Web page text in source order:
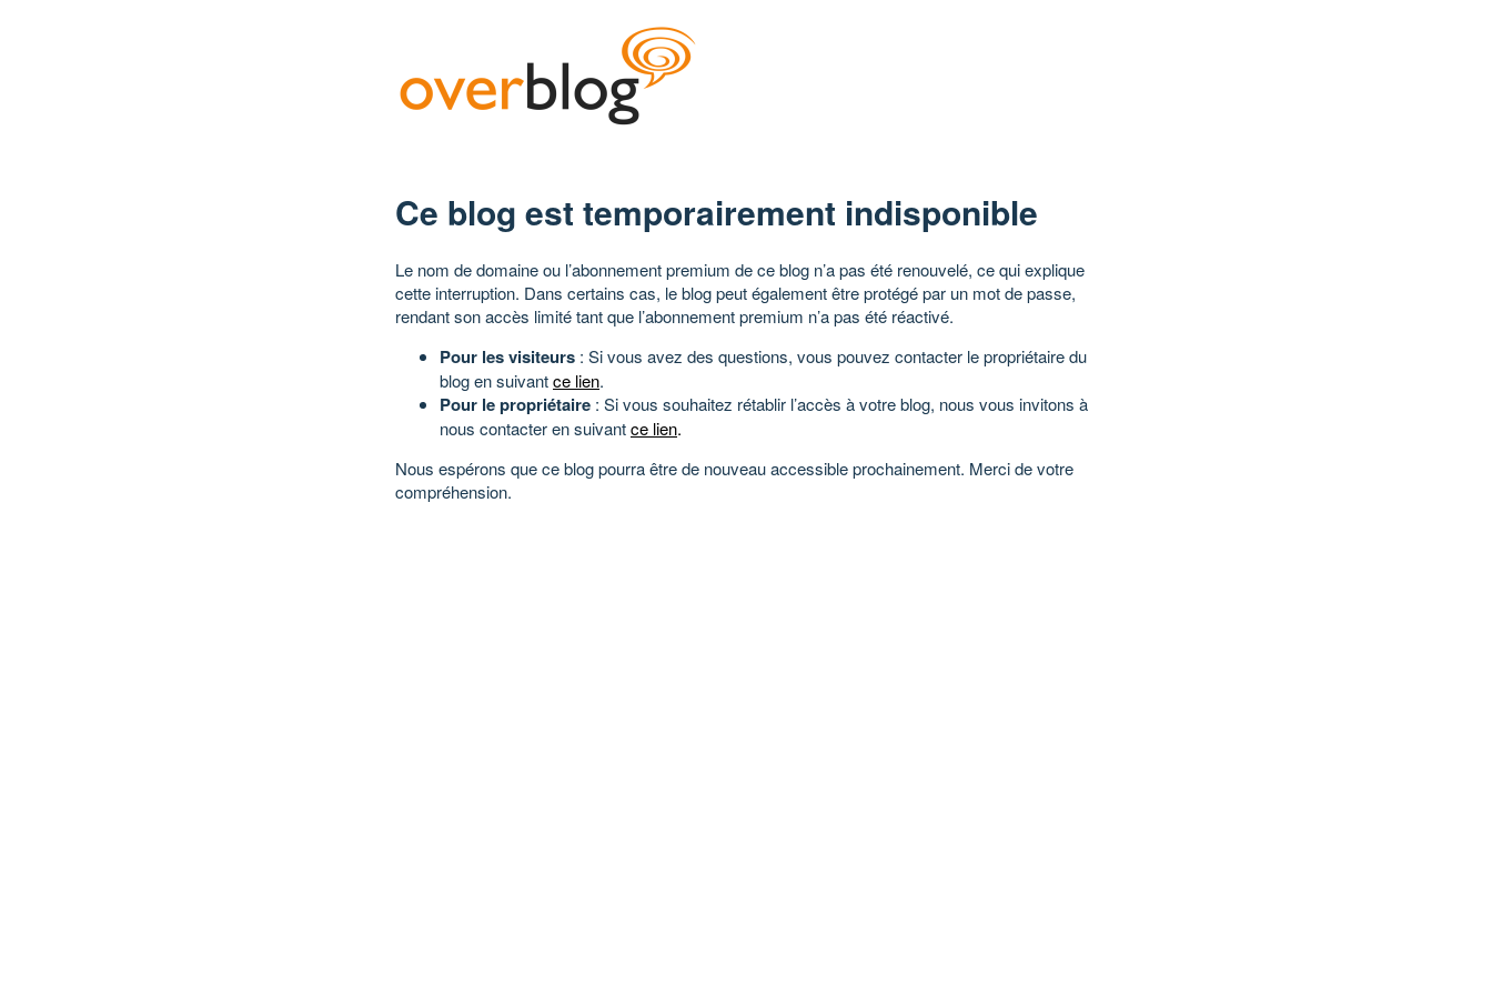
Ce blog est temporairement indisponible
Le nom de domaine ou l’abonnement premium de ce blog n’a pas été renouvelé, ce qui explique
cette interruption. Dans certains cas, le blog peut également être protégé par un mot de passe,
rendant son accès limité tant que l’abonnement premium n’a pas été réactivé.
Pour les visiteurs : Si vous avez des questions, vous pouvez contacter le propriétaire du
blog en suivantce lien.
Pour le propriétaire : Si vous souhaitez rétablir l’accès à votre blog, nous vous invitons à
nous contacter en suivantce lien.
Nous espérons que ce blog pourra être de nouveau accessible prochainement. Merci de votre
compréhension.